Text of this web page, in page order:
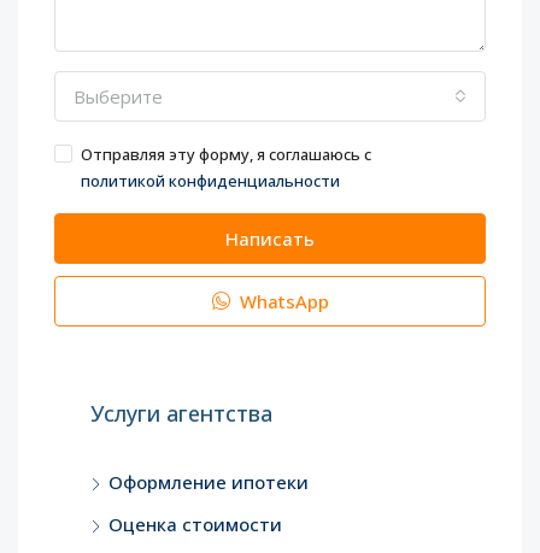
Выберите
Отправляя эту форму, я соглашаюсь с
политикой конфиденциальности
Написать
WhatsApp
Услуги агентства
Оформление ипотеки
Оценка стоимости